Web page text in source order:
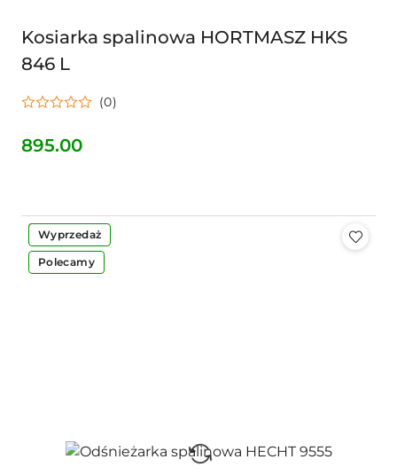
Kosiarka spalinowa HORTMASZ HKS
846 L
(0)
Cena:
895.00
-5%
Wyprzedaż
Polecamy